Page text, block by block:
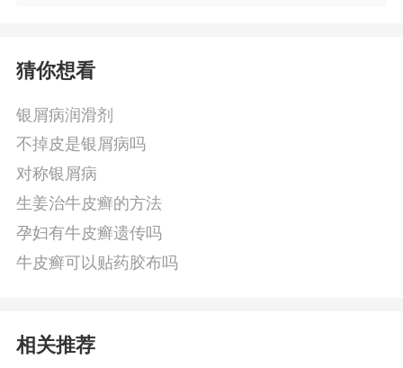
猜你想看
银屑病润滑剂
不掉皮是银屑病吗
对称银屑病
生姜治牛皮癣的方法
孕妇有牛皮癣遗传吗
牛皮癣可以贴药胶布吗
相关推荐